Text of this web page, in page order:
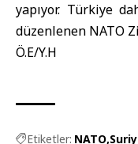
yapıyor. Türkiye
düzenlenen NATO
Ö.E/Y.H
Etiketler: NATO